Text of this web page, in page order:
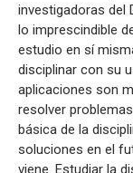
investigadoras del
lo imprescindible
estudio en sí
disciplinar con su
aplicaciones son
resolver
básica de la
soluciones en el
viene. Estudiar la